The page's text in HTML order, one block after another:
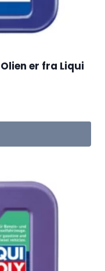
er fra Liqui